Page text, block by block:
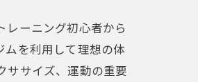
ーニング初心者から
を利用して理想の体
ササイズ、運動の重要